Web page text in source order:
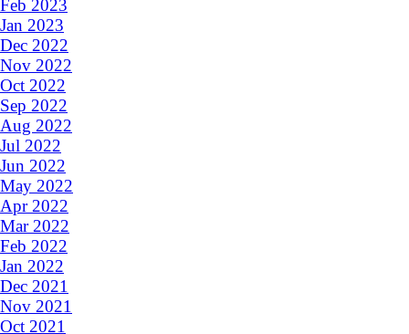
Feb 2023
Jan 2023
Dec 2022
Nov 2022
Oct 2022
Sep 2022
Aug 2022
Jul 2022
Jun 2022
May 2022
Apr 2022
Mar 2022
Feb 2022
Jan 2022
Dec 2021
Nov 2021
Oct 2021